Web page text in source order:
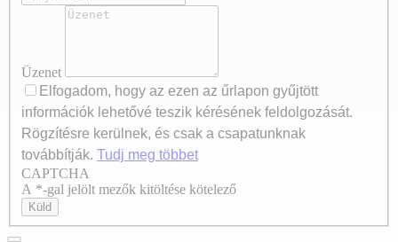
Üzenet
Elfogadom, hogy az ezen az űrlapon gyűjtött
információk lehetővé teszik kérésének feldolgozását.
Rögzítésre kerülnek, és csak a csapatunknak
továbbítják. Tudj meg többet
Axeptio consent
CAPTCHA
A *-gal jelölt mezők kitöltése kötelező
Küld